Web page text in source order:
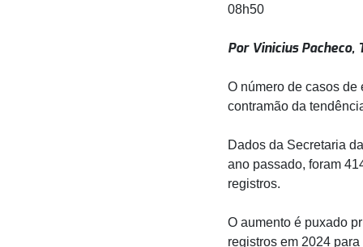
08h50
Por Vinicius Pacheco,
O número de casos de
contramão da
Dados da Secretaria
ano passado, foram
registros.
O aumento é puxado
registros em 2024